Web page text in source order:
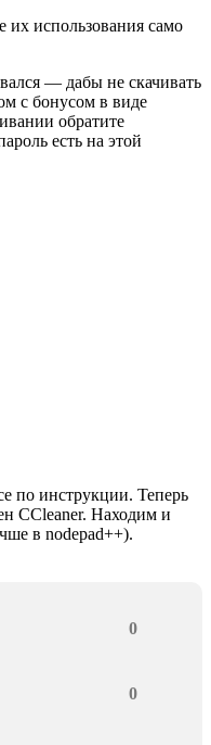
их использования само
— дабы не скачивать
с бонусом в виде
обратите
есть на этой
по инструкции. Теперь
CCleaner. Находим и
в nodepad++).
0
0